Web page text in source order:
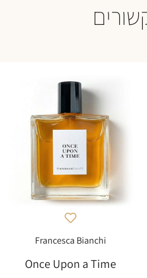
Francesca Bianchi
Once Upon a Time